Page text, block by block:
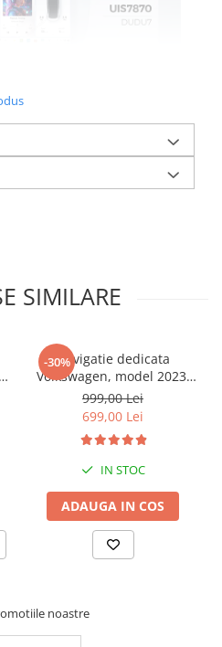
SIMILARE
-30%Navigatie dedicata
Volkswagen, model 2023,
4GB RAM 64GB ROM,
Quadcore, Android 14,
Carplay&Android Auto,
Suport camere AHD
999,00 Lei
699,00 Lei
IN STOC
ADAUGA IN COS
noastre